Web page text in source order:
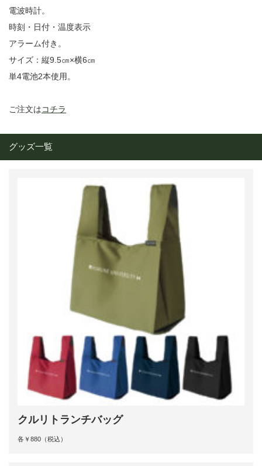
電波時計。
時刻・日付・温度表示
アラーム付き。
サイズ：縦9.5㎝×横6㎝
単4電池2本使用。
ご注文はコチラ
グッズ一覧
クルリトランチバッグ
各￥880（税込）